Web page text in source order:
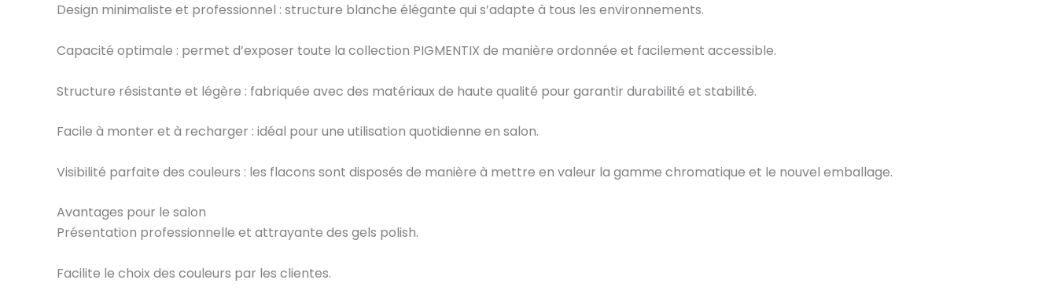
Design minimaliste et professionnel : structure blanche élégante qui s’adapte à tous les environnements.
Capacité optimale : permet d’exposer toute la collection PIGMENTIX de manière ordonnée et facilement accessible.
Structure résistante et légère : fabriquée avec des matériaux de haute qualité pour garantir durabilité et stabilité.
Facile à monter et à recharger : idéal pour une utilisation quotidienne en salon.
Visibilité parfaite des couleurs : les flacons sont disposés de manière à mettre en valeur la gamme chromatique et le nouvel emballage.
Avantages pour le salon
Présentation professionnelle et attrayante des gels polish.
Facilite le choix des couleurs par les clientes.